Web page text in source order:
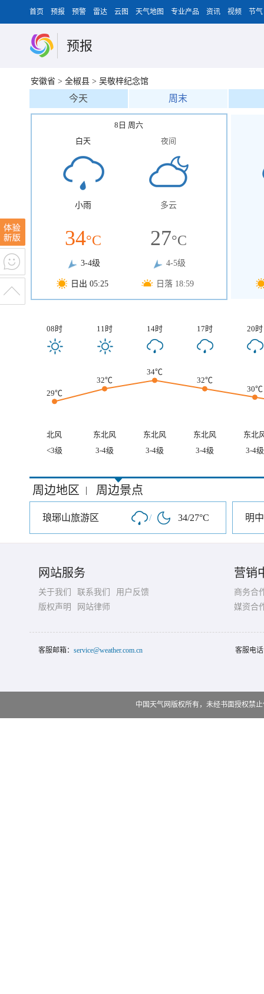
首页 预报 预警 雷达 云图 天气地图 专业产品 资讯 视频 节气
预报
安徽省 > 全椒县 > 吴敬梓纪念馆
今天 周末
8日 周六
白天
小雨
34°C
3-4级
日出 05:25
夜间
多云
27°C
4-5级
日落 18:59
08时 11时 14时 17时 20时
29℃
32℃
34℃
32℃
30℃
北风 东北风 东北风 东北风
东北
<3级
3-4级 3-4级 3-4级 3-4级
周边地区 | 周边景点
琅琊山旅游区 / 34/27°C 明
网站服务
关于我们 联系我们
用户反馈
版权声明
网站律师
营销
商务合
媒资合
客服邮箱： service@weather.com.cn 客服电
中国天气网版权所有，未经书面授权